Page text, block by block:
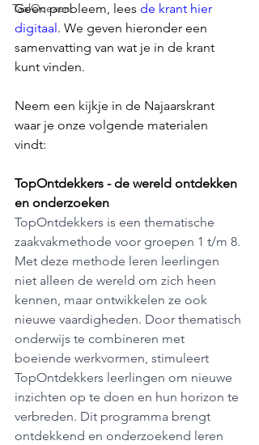
TaalOceaan
Geen probleem, lees de krant hier
digitaal . We geven hieronder een
samenvatting van wat je in de krant
kunt vinden.
Neem een kijkje in de Najaarskrant
waar je onze volgende materialen
vindt:
TopOntdekkers - de wereld ontdekken
en onderzoeken
TopOntdekkers is een thematische
zaakvakmethode voor groepen 1 t/m 8.
Met deze methode leren leerlingen
niet alleen de wereld om zich heen
kennen, maar ontwikkelen ze ook
nieuwe vaardigheden. Door thematisch
onderwijs te combineren met
boeiende werkvormen, stimuleert
TopOntdekkers leerlingen om nieuwe
inzichten op te doen en hun horizon te
verbreden. Dit programma brengt
ontdekkend en onderzoekend leren